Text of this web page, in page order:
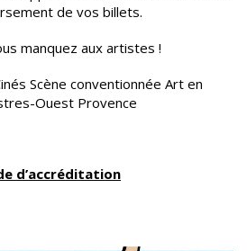
de vos billets.
manquez aux artistes !
Scène conventionnée Art en
Ouest Provence
d’accréditation